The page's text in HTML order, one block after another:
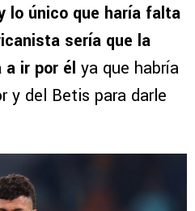
lo único que haría falta
sería que la
ir por él ya que habría
y del Betis para darle